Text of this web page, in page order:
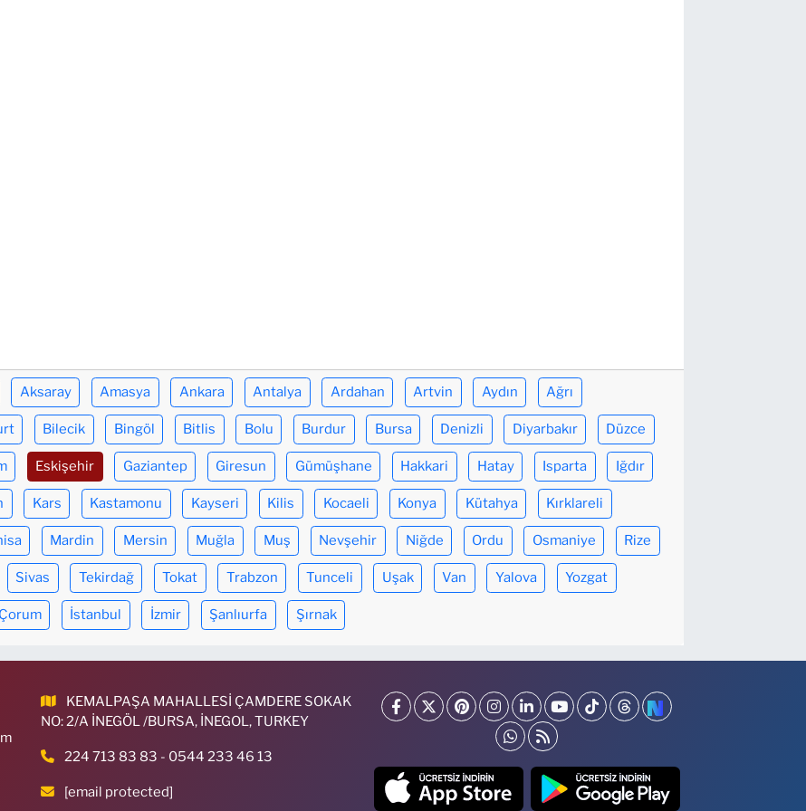
Aksaray Amasya Ankara Antalya Ardahan Artvin Aydın Ağrı
Bilecik Bingöl Bitlis Bolu Burdur Bursa Denizli Diyarbakır Düzce
Eskişehir Gaziantep Giresun Gümüşhane Hakkari Hatay Isparta Iğdır
Kars Kastamonu Kayseri Kilis Kocaeli Konya Kütahya Kırklareli
Mardin Mersin Muğla Muş Nevşehir Niğde Ordu Osmaniye Rize
Sivas Tekirdağ Tokat Trabzon Tunceli Uşak Van Yalova Yozgat
Çorum İstanbul İzmir Şanlıurfa Şırnak
KEMALPAŞA MAHALLESİ ÇAMDERE SOKAK
NO: 2/A İNEGÖL /BURSA, İNEGOL, TURKEY
224 713 83 83 - 0544 233 46 13
[email protected]